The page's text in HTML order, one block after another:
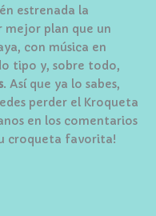
estrenada la
mejor plan que un
con música en
tipo y, sobre todo,
. Así que ya lo sabes,
perder el Kroqueta
en los comentarios
croqueta favorita!